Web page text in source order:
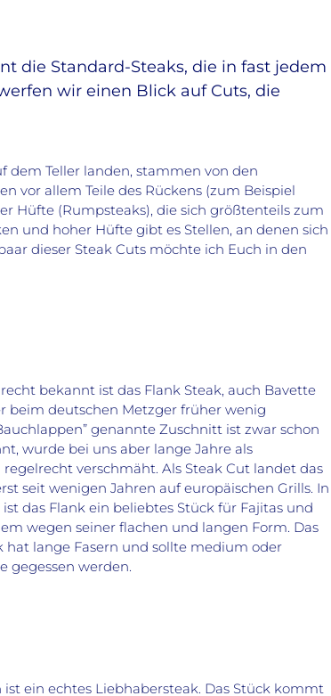
die Standard-Steaks, die in fast jedem
wir einen Blick auf Cuts, die
dem Teller landen, stammen von den
vor allem Teile des Rückens (zum Beispiel
Hüfte (Rumpsteaks), die sich größtenteils zum
und hoher Hüfte gibt es Stellen, an denen sich
dieser Steak Cuts möchte ich Euch in den
bekannt ist das Flank Steak, auch Bavette
beim deutschen Metzger früher wenig
genannte Zuschnitt ist zwar schon
wurde bei uns aber lange Jahre als
verschmäht. Als Steak Cut landet das
seit wenigen Jahren auf europäischen Grills. In
das Flank ein beliebtes Stück für Fajitas und
wegen seiner flachen und langen Form. Das
hat lange Fasern und sollte medium oder
gegessen werden.
ist ein echtes Liebhabersteak. Das Stück kommt